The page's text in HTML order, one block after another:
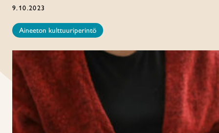
9.10.2023
Aineeton kulttuuriperintö